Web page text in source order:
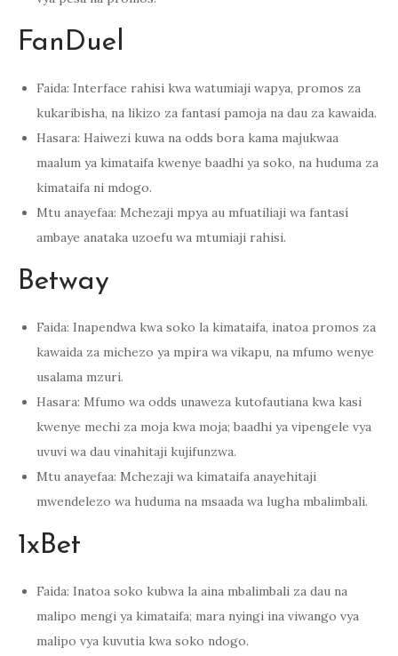
FanDuel
Faida: Interface rahisi kwa watumiaji wapya, promos za
kukaribisha, na likizo za fantasí pamoja na dau za kawaida.
Hasara: Haiwezi kuwa na odds bora kama majukwaa
maalum ya kimataifa kwenye baadhi ya soko, na huduma za
kimataifa ni mdogo.
Mtu anayefaa: Mchezaji mpya au mfuatiliaji wa fantasí
ambaye anataka uzoefu wa mtumiaji rahisi.
Betway
Faida: Inapendwa kwa soko la kimataifa, inatoa promos za
kawaida za michezo ya mpira wa vikapu, na mfumo wenye
usalama mzuri.
Hasara: Mfumo wa odds unaweza kutofautiana kwa kasi
kwenye mechi za moja kwa moja; baadhi ya vipengele vya
uvuvi wa dau vinahitaji kujifunzwa.
Mtu anayefaa: Mchezaji wa kimataifa anayehitaji
mwendelezo wa huduma na msaada wa lugha mbalimbali.
1xBet
Faida: Inatoa soko kubwa la aina mbalimbali za dau na
malipo mengi ya kimataifa; mara nyingi ina viwango vya
malipo vya kuvutia kwa soko ndogo.